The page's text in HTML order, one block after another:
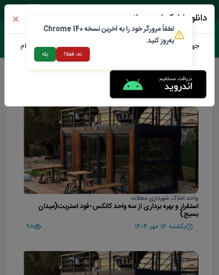
فرصت های سرمایه گذاری
واحد املاک شهرداری محلات
استقرار و بهره برداری از سه واحد کانکس-فود استریت(میدان
بسیج)
یکشنبه 13 مهر 1404 98
دانلود اپلیکیشن محلات من
جهت دانلود نرم افزار محلات من می توانید از طریق لینک زیر اقدام
لطفاً مرورگر خود را به آخرین نسخه Chrome 140
به‌روز کنید.
نه، فعلا! بله